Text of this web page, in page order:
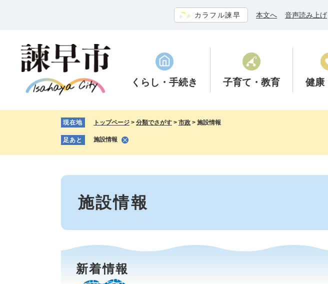
カラフル諫早 本文へ 音声読み上げ
くらし ・手続き 子育て ・教育 健康
現在地 トップページ > 分類でさがす > 市政 > 施設情報
足あと 施設情報
本
施設情報
新着情報